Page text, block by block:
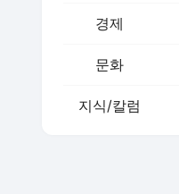
경제
문화
지식/칼럼